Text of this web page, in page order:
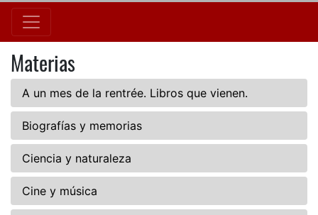
Materias
A un mes de la rentrée. Libros que vienen.
Biografías y memorias
Ciencia y naturaleza
Cine y música